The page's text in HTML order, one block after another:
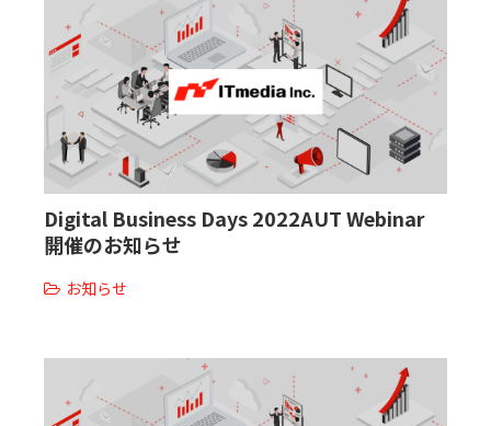
Digital Business Days 2022AUT Webinar
開催のお知らせ
お知らせ